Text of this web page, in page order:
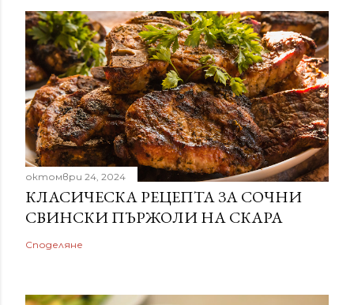
октомври 24, 2024
КЛАСИЧЕСКА РЕЦЕПТА ЗА СОЧНИ
СВИНСКИ ПЪРЖОЛИ НА СКАРА
Споделяне